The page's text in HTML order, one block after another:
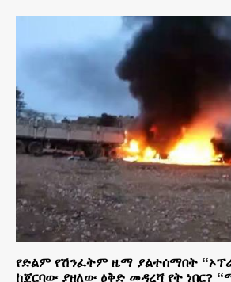
የድልም የሽንፈትም ዜማ ያልተሰማበት
ከጀርባው ያዘለው ዕቅድ መዳረሻ የት ነበር?